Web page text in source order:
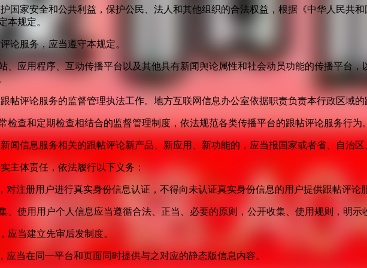
国家安全和公共利益，保护公民、法人和其他组织的合法权益，根据《中华人民共
本规定。
论服务，应当遵守本规定。
、应用程序、互动传播平台以及其他具有新闻舆论属性和社会动员功能的传播平台
帖评论服务的监督管理执法工作。地方互联网信息办公室依据职责负责本行政区域
检查和定期检查相结合的监督管理制度，依法规范各类传播平台的跟帖评论服务行为
闻信息服务相关的跟帖评论新产品、新应用、新功能的，应当报国家或者省、自治
主体责任，依法履行以下义务：
对注册用户进行真实身份信息认证，不得向未认证真实身份信息的用户提供跟帖评论
、使用用户个人信息应当遵循合法、正当、必要的原则，公开收集、使用规则，明
应当建立先审后发制度。
应当在同一平台和页面同时提供与之对应的静态版信息内容。